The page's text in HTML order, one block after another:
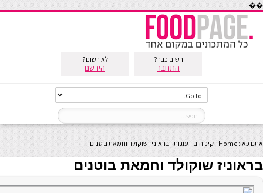
��
רשום כבר?
התחבר
לא רשום?
הירשם
אתם כאן: Home
-קינוחים - עוגות-בראוניז שוקולד וחמאת בוטנים
בראוניז שוקולד וחמאת בוטנים